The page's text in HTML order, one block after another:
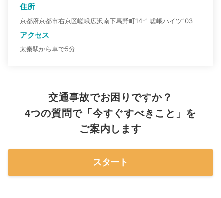
住所
京都府京都市右京区嵯峨広沢南下馬野町14-1 嵯峨ハイツ103
アクセス
太秦駅から車で5分
交通事故でお困りですか？
4つの質問で「今すぐすべきこと」を
ご案内します
スタート